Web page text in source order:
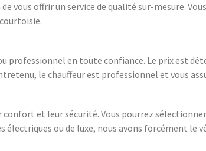
vous offrir un service de qualité sur-mesure.
professionnel en toute confiance. Le prix est
le chauffeur est professionnel et vous
et leur sécurité. Vous pourrez
ou de luxe, nous avons forcément le